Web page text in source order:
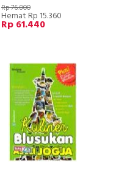
Rp 76.800
Hemat Rp 15.360
Rp 61.440